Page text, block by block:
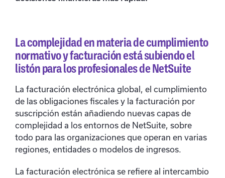
La complejidad en materia de cumplimiento
normativo y facturación está subiendo el
listón para los profesionales de NetSuite
La facturación electrónica global, el cumplimiento
de las obligaciones fiscales y la facturación por
suscripción están añadiendo nuevas capas de
complejidad a los entornos de NetSuite, sobre
todo para las organizaciones que operan en varias
regiones, entidades o modelos de ingresos.
La facturación electrónica se refiere al intercambio